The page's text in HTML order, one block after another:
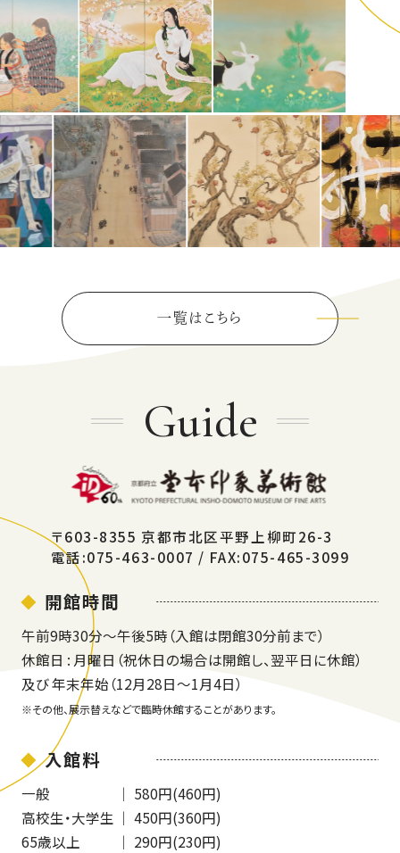
一覧はこちら
Guide
〒603-8355 京都市北区平野上柳町26-3
電話:075-463-0007 / FAX:075-465-3099
開館時間
午前9時30分～午後5時（入館は閉館30分前まで）
休館日 : 月曜日（祝休日の場合は開館し、翌平日に休館）
及び 年末年始（12月28日～1月4日）
※その他、展示替えなどで臨時休館することがあります。
入館料
一般
｜ 580円(460円)
高校生・大学生 ｜ 450円(360円)
65歳以上
｜ 290円(230円)